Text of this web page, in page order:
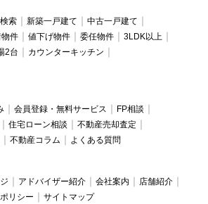
索 新築一戸建て
中古一戸建て
件 値下げ物件 委任物件
3LDK以上
2台
カウンターキッチン
会員登録・無料サービス
FP相談
住宅ローン相談
不動産売却査定
不動産コラム よくある質問
アドバイザー紹介 会社案内
店舗紹介
リシー サイトマップ